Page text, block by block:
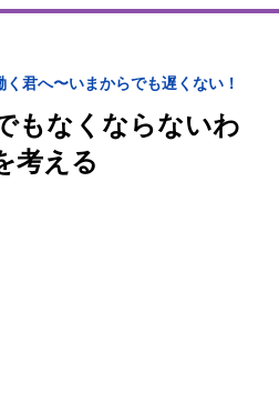
君へ〜いまからでも遅くない！
もなくならないわ
考える